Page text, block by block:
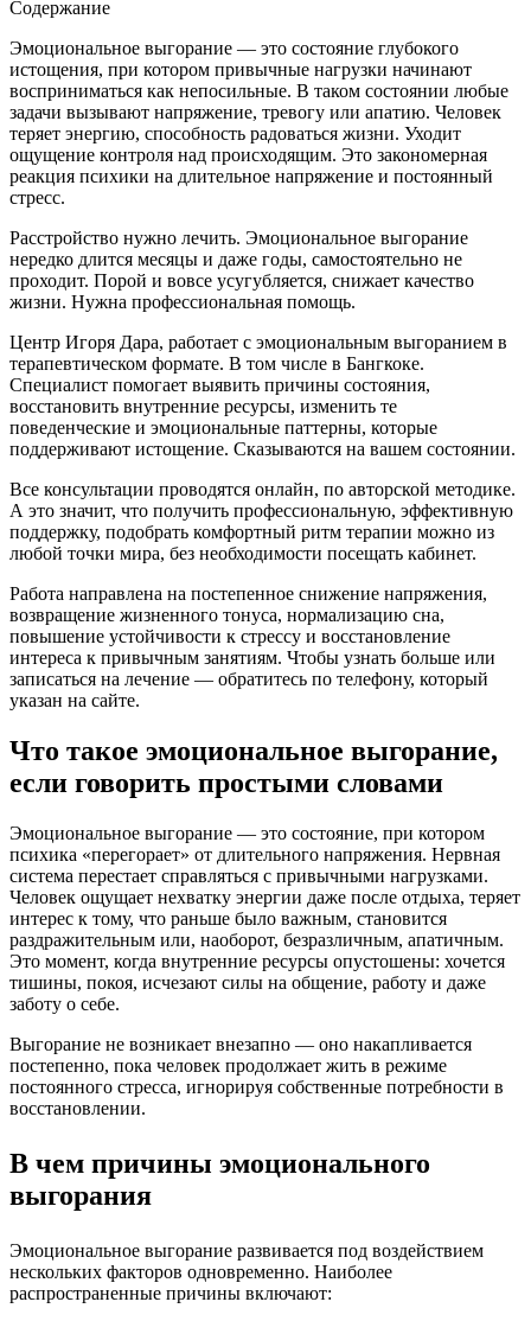
Содержание
Эмоциональное выгорание — это состояние глубокого
истощения, при котором привычные нагрузки начинают
восприниматься как непосильные. В таком состоянии любые
задачи вызывают напряжение, тревогу или апатию. Человек
теряет энергию, способность радоваться жизни. Уходит
ощущение контроля над происходящим. Это закономерная
реакция психики на длительное напряжение и постоянный
стресс.
Расстройство нужно лечить. Эмоциональное выгорание
нередко длится месяцы и даже годы, самостоятельно не
проходит. Порой и вовсе усугубляется, снижает качество
жизни. Нужна профессиональная помощь.
Центр Игоря Дара, работает с эмоциональным выгоранием в
терапевтическом формате. В том числе в Бангкоке.
Специалист помогает выявить причины состояния,
восстановить внутренние ресурсы, изменить те
поведенческие и эмоциональные паттерны, которые
поддерживают истощение. Сказываются на вашем состоянии.
Все консультации проводятся онлайн, по авторской методике.
А это значит, что получить профессиональную, эффективную
поддержку, подобрать комфортный ритм терапии можно из
любой точки мира, без необходимости посещать кабинет.
Работа направлена на постепенное снижение напряжения,
возвращение жизненного тонуса, нормализацию сна,
повышение устойчивости к стрессу и восстановление
интереса к привычным занятиям. Чтобы узнать больше или
записаться на лечение — обратитесь по телефону, который
указан на сайте.
Что такое эмоциональное выгорание,
если говорить простыми словами
Эмоциональное выгорание — это состояние, при котором
психика «перегорает» от длительного напряжения. Нервная
система перестает справляться с привычными нагрузками.
Человек ощущает нехватку энергии даже после отдыха, теряет
интерес к тому, что раньше было важным, становится
раздражительным или, наоборот, безразличным, апатичным.
Это момент, когда внутренние ресурсы опустошены: хочется
тишины, покоя, исчезают силы на общение, работу и даже
заботу о себе.
Выгорание не возникает внезапно — оно накапливается
постепенно, пока человек продолжает жить в режиме
постоянного стресса, игнорируя собственные потребности в
восстановлении.
В чем причины эмоционального
выгорания
Эмоциональное выгорание развивается под воздействием
нескольких факторов одновременно. Наиболее
распространенные причины включают: